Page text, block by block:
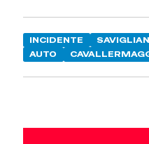
INCIDENTE
AUTO